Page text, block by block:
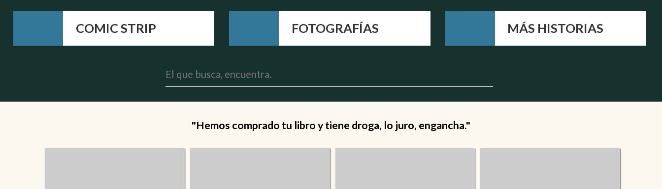
COMIC STRIP FOTOGRAFÍAS MÁS HISTORIAS
"Hemos comprado tu libro y tiene droga, lo juro, engancha."